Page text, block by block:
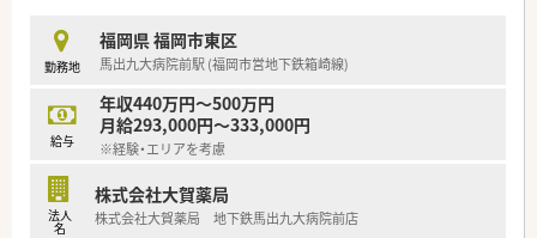
■代表が現場で勤務されており、薬剤師会で監事を務めるなど地
域医療に貢献されていることが特徴です。
■スタッフ同士が助け合いながら店舗運営をする風土があり、ア
ットホームな雰囲気で働くことができます。
【求人情報について】
■給与は年収450万円から550万円の提示が可能で、経験やスキ
■昇給は業績と評価によって年1回実施されており、モチベーシ
ョンを維持しながら働くことが可能です。
勤務地
福岡県 福岡市東区
馬出九大病院前駅 (福岡市営地下鉄箱崎線)
給与
年収440万円～500万円
月給293,000円～333,000円
※経験・エリアを考慮
法人
名
株式会社大賀薬局
株式会社大賀薬局 地下鉄馬出九大病院前店